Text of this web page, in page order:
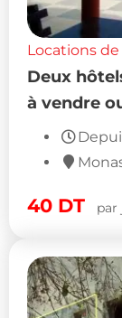
Locations
Deux
à vendre
40 DT par